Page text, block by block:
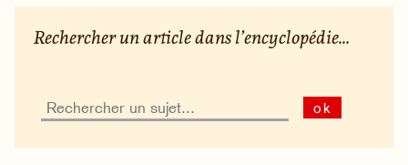
Rechercher un article dans l’encyclopédie...
ok